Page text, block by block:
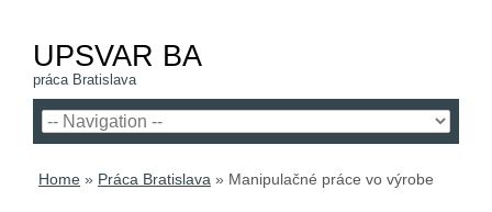
UPSVAR BA
práca Bratislava
Home » Práca Bratislava » Manipulačné práce vo výrobe